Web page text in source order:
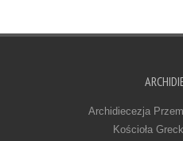
Archidiecezja
Kościoła